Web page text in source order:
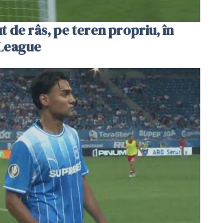
de râs, pe teren propriu, în